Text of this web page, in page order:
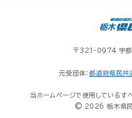
〒321-0974 宇
元受団体： 都道府県民共
当ホームページで使用しているす
© 2026 栃木県民